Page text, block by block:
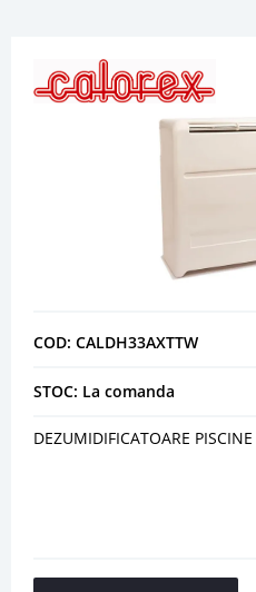
COD: CALDH33AXTTW
STOC: La comanda
DEZUMIDIFICATOARE